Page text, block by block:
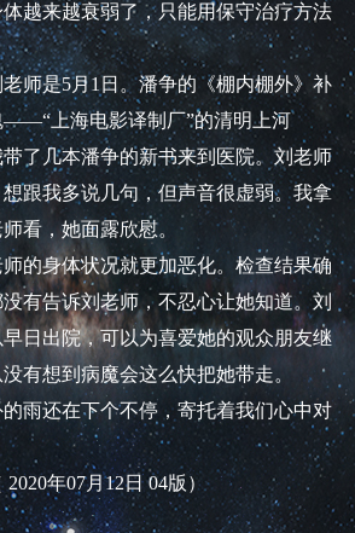
越来越衰弱了，只能用保守治疗方法
是5月1日。潘争的《棚内棚外》补
——“上海电影译制厂”的清明上河
了几本潘争的新书来到医院。刘老师
跟我多说几句，但声音很虚弱。我拿
看，她面露欣慰。
身体状况就更加恶化。检查结果确
有告诉刘老师，不忍心让她知道。刘
日出院，可以为喜爱她的观众朋友继
有想到病魔会这么快把她带走。
还在下个不停，寄托着我们心中对
年07月12日 04版）